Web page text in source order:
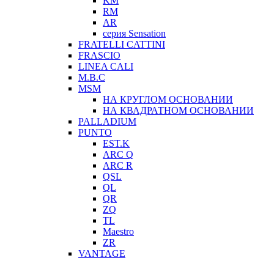
RM
AR
серия Sensation
FRATELLI CATTINI
FRASCIO
LINEA CALI
M.B.C
MSM
НА КРУГЛОМ ОСНОВАНИИ
НА КВАДРАТНОМ ОСНОВАНИИ
PALLADIUM
PUNTO
EST.K
ARC Q
ARC R
QSL
QL
QR
ZQ
TL
Maestro
ZR
VANTAGE